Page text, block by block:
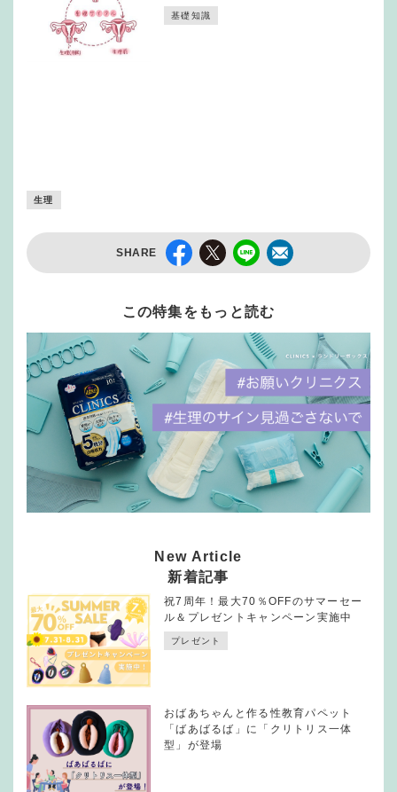
基礎知識
生理
SHARE
この特集をもっと読む
New Article
新着記事
祝7周年！最大70％OFFのサマーセー
ル＆プレゼントキャンペーン実施中
プレゼント
おばあちゃんと作る性教育パペット
「ばあばるば」に「クリトリス一体
型」が登場